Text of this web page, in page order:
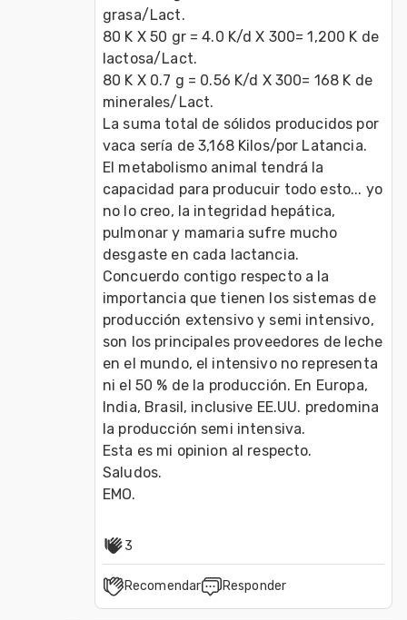
grasa/Lact.
80 K X 50 gr = 4.0 K/d X 300= 1,200 K de
lactosa/Lact.
80 K X 0.7 g = 0.56 K/d X 300= 168 K de
minerales/Lact.
La suma total de sólidos producidos por
vaca sería de 3,168 Kilos/por Latancia.
El metabolismo animal tendrá la
capacidad para producuir todo esto... yo
no lo creo, la integridad hepática,
pulmonar y mamaria sufre mucho
desgaste en cada lactancia.
Concuerdo contigo respecto a la
importancia que tienen los sistemas de
producción extensivo y semi intensivo,
son los principales proveedores de leche
en el mundo, el intensivo no representa
ni el 50 % de la producción. En Europa,
India, Brasil, inclusive EE.UU. predomina
la producción semi intensiva.
Esta es mi opinion al respecto.
Saludos.
EMO.
3
Recomendar Responder